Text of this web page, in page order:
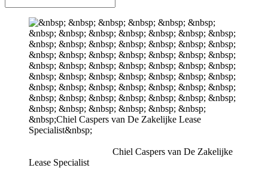
Chiel Caspers van De Zakelijke
Lease Specialist